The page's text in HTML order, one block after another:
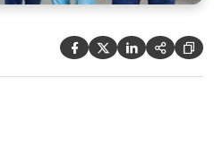
    